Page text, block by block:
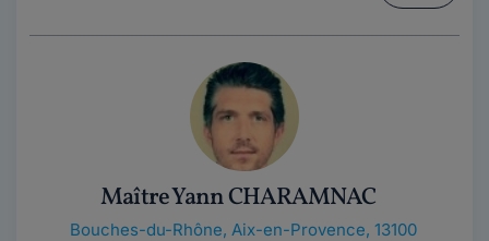
Maître Yann CHARAMNAC
Bouches-du-Rhône, Aix-en-Provence, 13100